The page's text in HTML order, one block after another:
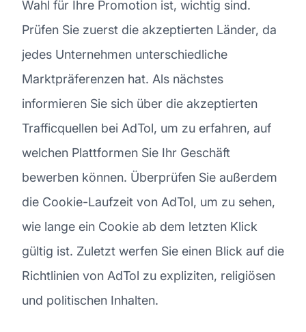
Wahl für Ihre Promotion ist, wichtig sind.
Prüfen Sie zuerst die akzeptierten Länder, da
jedes Unternehmen unterschiedliche
Marktpräferenzen hat. Als nächstes
informieren Sie sich über die akzeptierten
Trafficquellen bei AdTol, um zu erfahren, auf
welchen Plattformen Sie Ihr Geschäft
bewerben können. Überprüfen Sie außerdem
die Cookie-Laufzeit von AdTol, um zu sehen,
wie lange ein Cookie ab dem letzten Klick
gültig ist. Zuletzt werfen Sie einen Blick auf die
Richtlinien von AdTol zu expliziten, religiösen
und politischen Inhalten.